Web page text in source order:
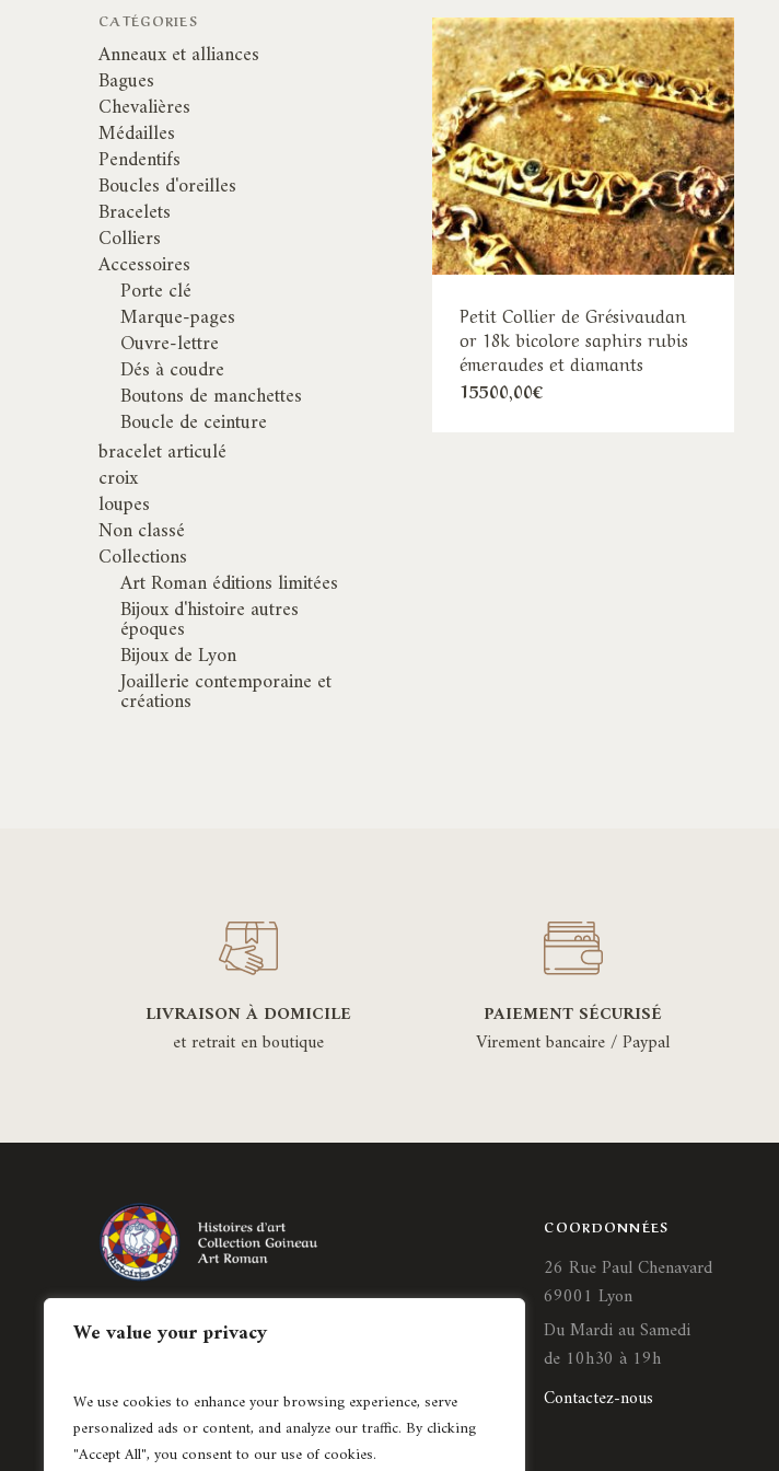
We value your privacy
We use cookies to enhance your browsing experience, serve
personalized ads or content, and analyze our traffic. By clicking
"Accept All", you consent to our use of cookies.
CATÉGORIES
Anneaux et alliances
Bagues
Chevalières
Médailles
Pendentifs
Boucles d'oreilles
Bracelets
Colliers
Accessoires
Porte clé
Marque-pages
Ouvre-lettre
Dés à coudre
Boutons de manchettes
Boucle de ceinture
bracelet articulé
croix
loupes
Non classé
Collections
Art Roman éditions limitées
Bijoux d'histoire autres
époques
Bijoux de Lyon
Joaillerie contemporaine et
créations
Petit Collier de Grésivaudan
or 18k bicolore saphirs rubis
émeraudes et diamants
15500,00€
LIVRAISON À DOMICILE
et retrait en boutique
PAIEMENT SÉCURISÉ
Virement bancaire / Paypal
Création de bijoux historiés régionaux et
création de pièces uniques en joaillerie
04 78 37 62 15
COORDONNÉES
26 Rue Paul Chenavard
69001 Lyon
Du Mardi au Samedi
de 10h30 à 19h
Contactez-nous